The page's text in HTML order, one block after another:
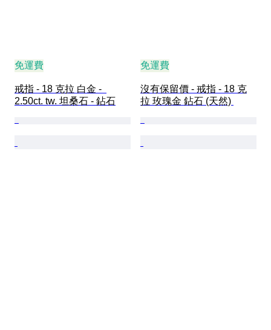
免運費
戒指 - 18 克拉 白金 -
2.50ct. tw. 坦桑石 - 鉆石
免運費
沒有保留價 - 戒指 - 18 克
拉 玫瑰金 鉆石 (天然)